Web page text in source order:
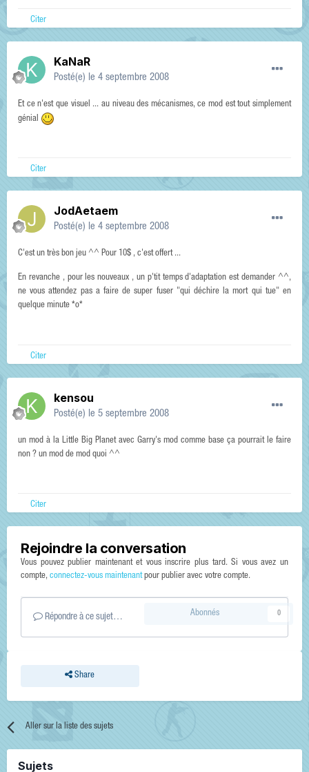
Citer
KaNaR
Posté(e) le 4 septembre 2008
Et ce n'est que visuel ... au niveau des mécanismes, ce mod est tout simplement
génial
Citer
JodAetaem
Posté(e) le 4 septembre 2008
C'est un très bon jeu ^^ Pour 10$ , c'est offert ...
En revanche , pour les nouveaux , un p'tit temps d'adaptation est demander ^^,
ne vous attendez pas a faire de super fuser "qui déchire la mort qui tue" en
quelque minute *o*
Citer
kensou
Posté(e) le 5 septembre 2008
un mod à la Little Big Planet avec Garry's mod comme base ça pourrait le faire
non ? un mod de mod quoi ^^
Citer
Rejoindre la conversation
Vous pouvez publier maintenant et vous inscrire plus tard. Si vous avez un
compte, connectez-vous maintenantpour publier avec votre compte.
Répondre à ce sujet…
Share
Abonnés 0
Aller sur la liste des sujets
Sujets